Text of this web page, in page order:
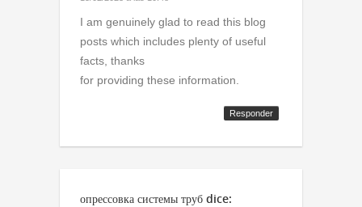
I am genuinely glad to read this blog
posts which includes plenty of useful
facts, thanks
for providing these information.
Responder
опрессовка системы труб dice: